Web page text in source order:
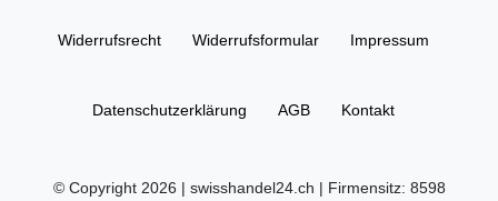
Widerrufs­recht Widerrufs­formular Impressum
Daten­schutz­erklärung AGB Kontakt
© Copyright 2026 | swisshandel24.ch | Firmensitz: 8598